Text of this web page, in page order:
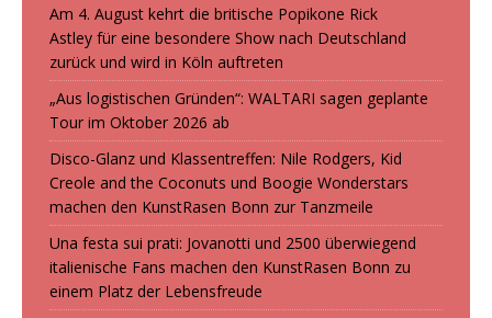
Am 4. August kehrt die britische Popikone Rick
Astley für eine besondere Show nach Deutschland
zurück und wird in Köln auftreten
„Aus logistischen Gründen“: WALTARI sagen geplante
Tour im Oktober 2026 ab
Disco-Glanz und Klassentreffen: Nile Rodgers, Kid
Creole and the Coconuts und Boogie Wonderstars
machen den KunstRasen Bonn zur Tanzmeile
Una festa sui prati: Jovanotti und 2500 überwiegend
italienische Fans machen den KunstRasen Bonn zu
einem Platz der Lebensfreude